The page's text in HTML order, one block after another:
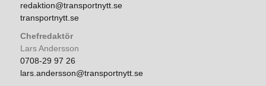
redaktion@transportnytt.se
transportnytt.se
Chefredaktör
Lars Andersson
0708-29 97 26
lars.andersson@transportnytt.se